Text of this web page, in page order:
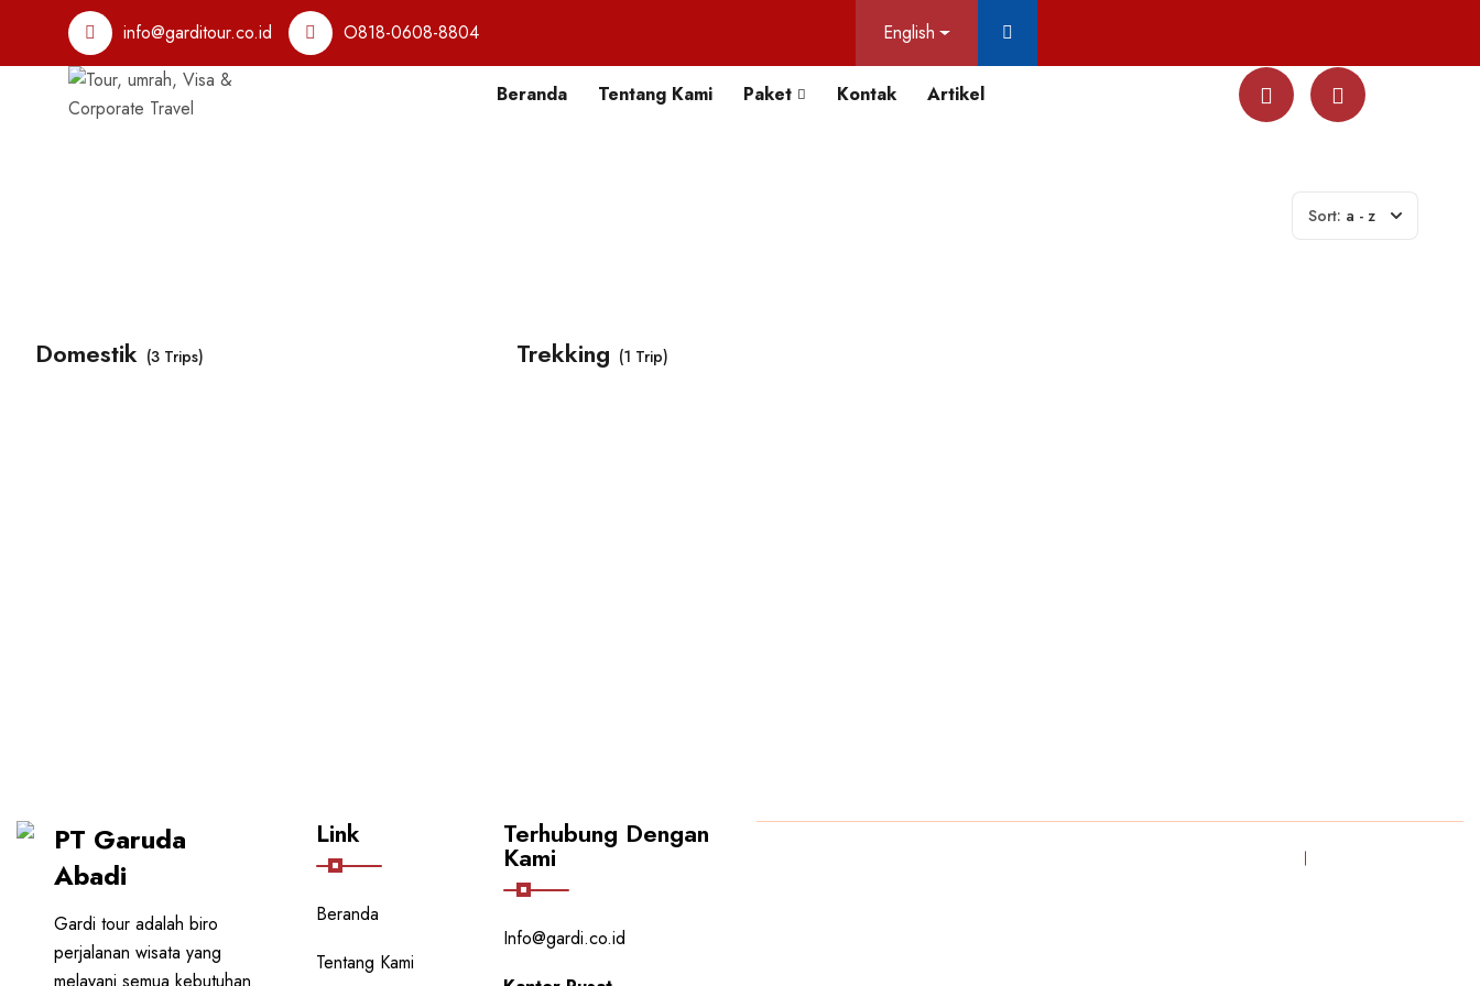
info@garditour.co.id O818-0608-8804 English
Beranda Tentang Kami Paket Kontak Artikel
Sort: a - z
Domestik (3 Trips) Trekking (1 Trip)
PT Garuda
Abadi
Gardi tour adalah biro
perjalanan wisata yang
Link
Beranda
Tentang Kami
Terhubung Dengan
Kami
Info@gardi.co.id